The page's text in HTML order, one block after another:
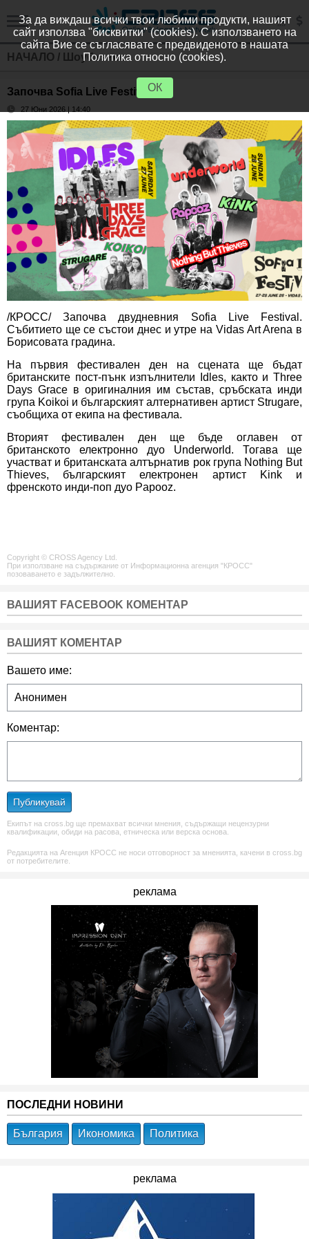
НАЧАЛО / Шоубизнес
Започва Sofia Live Festival
27 Юни 2026 | 14:40
/КРОСС/ Започва двудневния Sofia Live Festival.
Събитието ще се състои днес и утре на Vidas Art Arena в
Борисовата градина.
На първия фестивален ден на сцената ще бъдат
британските пост-пънк изпълнители Idles, както и Three
Days Grace в оригиналния им състав, сръбската инди
група Koikoi и българският алтернативен артист Strugare,
съобщиха от екипа на фестивала.
Вторият фестивален ден ще бъде оглавен от
британското електронно дуо Underworld. Тогава ще
участват и британската алтърнатив рок група Nothing But
Thieves, българският електронен артист Kink и
френското инди-поп дуо Papooz.
Copyright © CROSS Agency Ltd.
При използване на съдържание от Информационна агенция "КРОСС"
позоваването е задължително.
ВАШИЯТ FACEBOOK КОМЕНТАР
ВАШИЯТ КОМЕНТАР
Вашето име:
Коментар:
Публикувай
Екипът на cross.bg ще премахват всички мнения, съдържащи нецензурни
квалификации, обиди на расова, етническа или верска основа.
Редакцията на Агенция КРОСС не носи отговорност за мненията, качени в cross.bg
от потребителите.
реклама
ПОСЛЕДНИ НОВИНИ
България Икономика Политика
реклама
За да виждаш всички твои любими продукти, нашият
сайт използва "бисквитки" (cookies). С използването на
сайта Вие се съгласявате с предвиденото в нашата
Политика относно (cookies).
ОК